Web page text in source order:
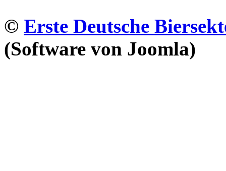
© Erste Deutsche
(Software von Joomla)